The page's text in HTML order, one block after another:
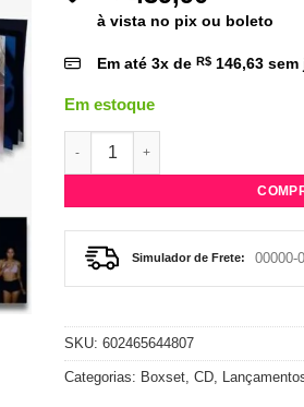
à vista no pix ou boleto
Em até 3x de R$ 146,63 sem
Em estoque
Boxset Camila Cabello - C,xoxo
Simulador de Frete:
SKU: 602465644807
Categorias: Boxset CD